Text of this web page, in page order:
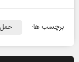
برچسب ها: